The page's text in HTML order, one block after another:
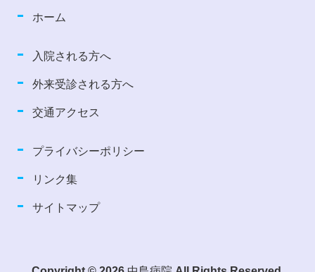
ホーム
入院される方へ
外来受診される方へ
交通アクセス
プライバシーポリシー
リンク集
サイトマップ